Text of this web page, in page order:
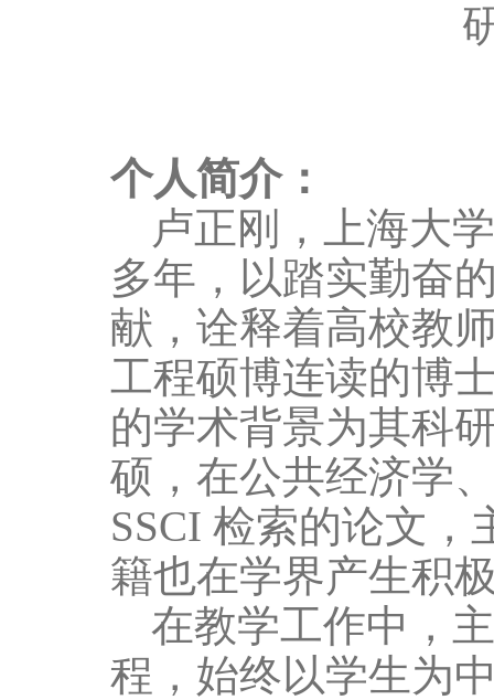
个人简介：
卢正刚，上海大
多年，以踏实勤奋
献，诠释着高校教
工程硕博连读的博
的学术背景为其科
硕，在公共经济学
SSCI 检索的论文，
籍也在学界产生积
在教学工作中，
程，始终以学生为